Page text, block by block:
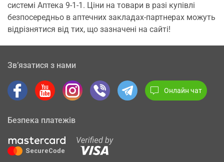
системі Аптека 9-1-1. Ціни на товари в разі купівлі
безпосередньо в аптечних закладах-партнерах можуть
відрізнятися від тих, що зазначені на сайті!
Зв’язатися з нами
Онлайн чат
Безпека платежів